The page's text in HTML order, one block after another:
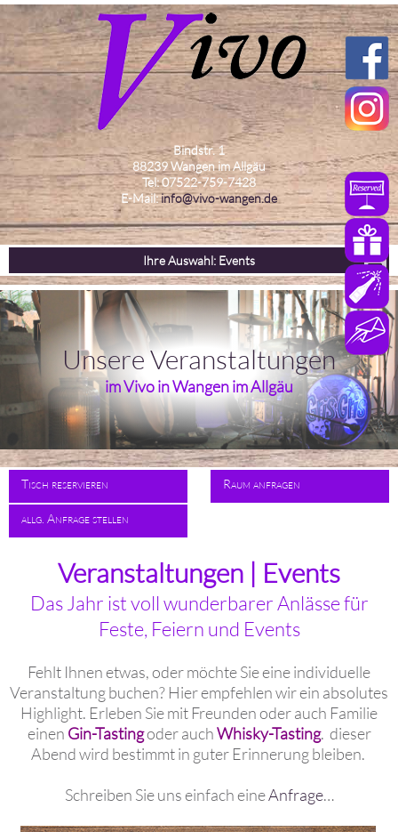
Bindstr. 1
88239 Wangen im Allgäu
Tel: 07522-759-7428
E-Mail:info@vivo-wangen.de
Ihre Auswahl: Events
Unsere Veranstaltungen
im Vivo in Wangen im Allgäu
Tisch reservieren Raum anfragen
allg. Anfrage stellen
Veranstaltungen | Events
Das Jahr ist voll wunderbarer Anlässe für
Feste, Feiern und Events
Fehlt Ihnen etwas, oder möchte Sie eine individuelle
Veranstaltung buchen? Hier empfehlen wir ein absolutes
Highlight. Erleben Sie mit Freunden oder auch Familie
einen Gin-Tastingoder auchWhisky-Tasting. dieser
Abend wird bestimmt in guter Erinnerung bleiben.
Schreiben Sie uns einfach eineAnfrage…